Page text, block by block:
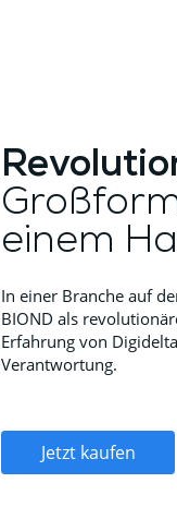
einem
In einer Branche auf
BIOND als
Erfahrung von
Verantwortung.
Jetzt kaufen